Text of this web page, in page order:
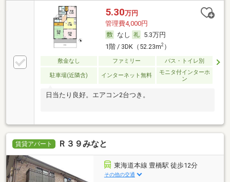
5.30万円
管理費4,000円
なし
5.3万円
1階 / 3DK（52.23m2）
敷金なし ファミリー バス・トイレ別
駐車場(近隣含) インターネット無料
モニタ付インターホ
ン
日当たり良好。エアコン2台つき。
賃貸アパート Ｒ３９みなと
東海道本線 豊橋駅 徒歩12分
その他の交通